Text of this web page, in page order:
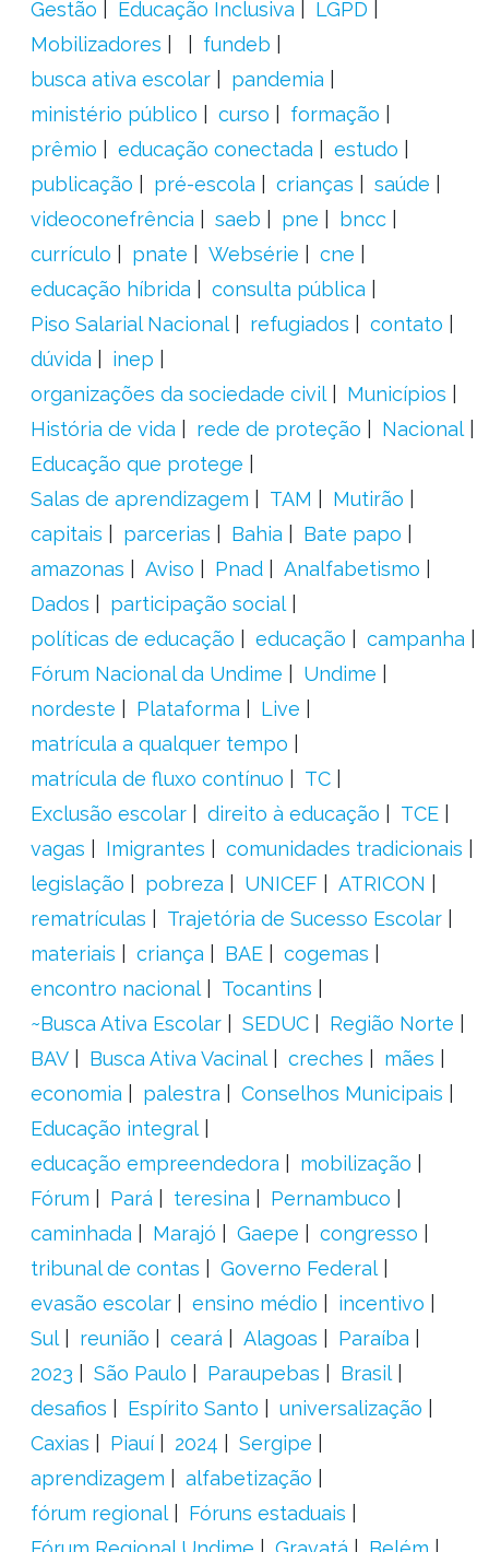
Gestão Educação Inclusiva
LGPD
Mobilizadores
fundeb
busca ativa escolar
pandemia
ministério público
curso
formação
prêmio
educação conectada
estudo
publicação
pré-escola crianças
saúde
videoconefrência
saeb pne
bncc
currículo
pnate Websérie
cne
educação híbrida
consulta pública
Piso Salarial Nacional
refugiados
contato
dúvida
inep
organizações da sociedade civil
Municípios
História de vida
rede de proteção
Nacional
Educação que protege
Salas de aprendizagem
TAM
Mutirão
capitais
parcerias Bahia
Bate papo
amazonas
Aviso Pnad
Analfabetismo
Dados
participação social
políticas de educação
educação
campanha
Fórum Nacional da Undime
Undime
nordeste
Plataforma
Live
matrícula a qualquer tempo
matrícula de fluxo contínuo
TC
Exclusão escolar
direito à educação
TCE
vagas
Imigrantes
comunidades tradicionais
legislação
pobreza UNICEF
ATRICON
rematrículas
Trajetória de Sucesso Escolar
materiais
criança BAE
cogemas
encontro nacional
Tocantins
~Busca Ativa Escolar
SEDUC
Região Norte
BAV
Busca Ativa Vacinal creches
mães
economia
palestra
Conselhos Municipais
Educação integral
educação empreendedora
mobilização
Fórum
Pará teresina
Pernambuco
caminhada
Marajó Gaepe
congresso
tribunal de contas
Governo Federal
evasão escolar
ensino médio
incentivo
Sul
reunião ceará Alagoas
Paraíba
2023
São Paulo Paraupebas
Brasil
desafios
Espírito Santo
universalização
Caxias
Piauí 2024
Sergipe
aprendizagem
alfabetização
fórum regional
Fóruns estaduais